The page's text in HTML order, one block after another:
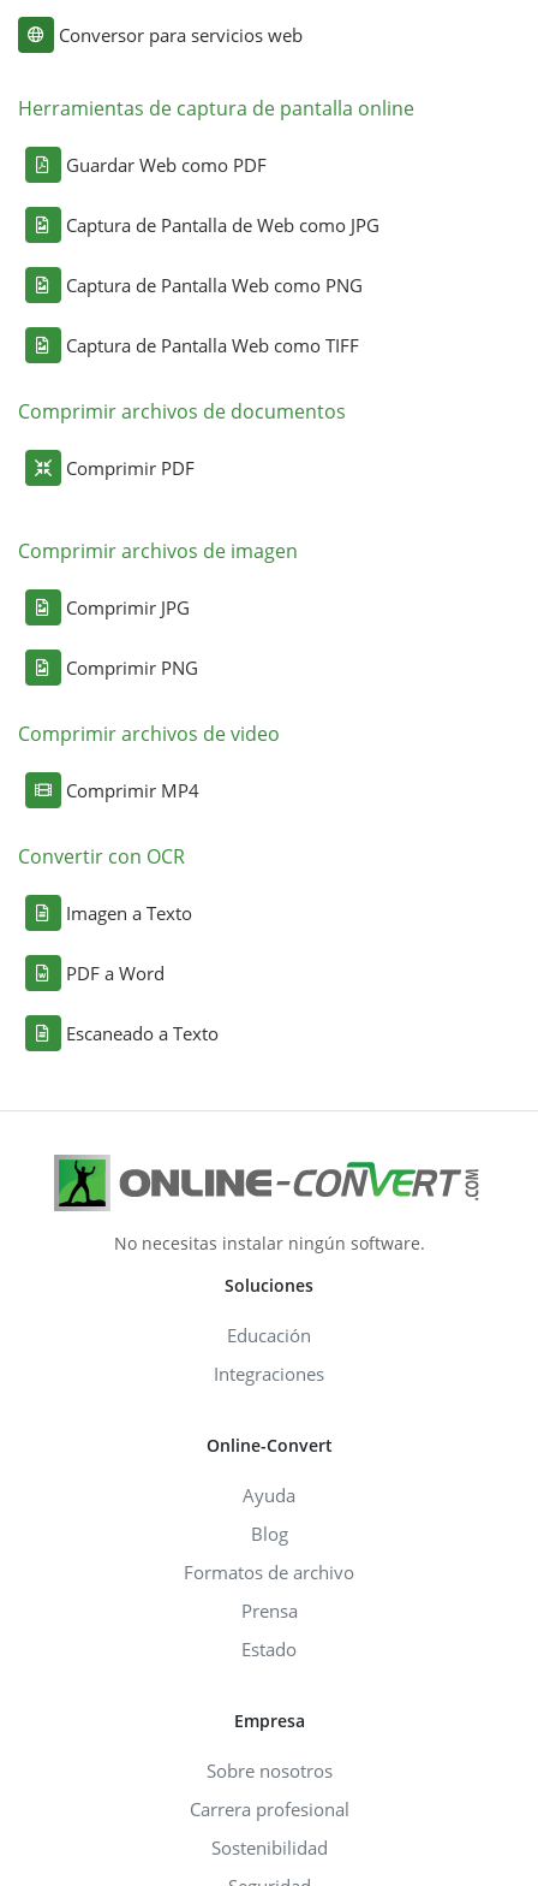
Conversor para servicios web
Herramientas de captura de pantalla online
Guardar Web como PDF
Captura de Pantalla de Web como JPG
Captura de Pantalla Web como PNG
Captura de Pantalla Web como TIFF
Comprimir archivos de documentos
Comprimir PDF
Comprimir archivos de imagen
Comprimir JPG
Comprimir PNG
Comprimir archivos de video
Comprimir MP4
Convertir con OCR
Imagen a Texto
PDF a Word
Escaneado a Texto
No necesitas instalar ningún software.
Soluciones
Educación
Integraciones
Online-Convert
Ayuda
Blog
Formatos de archivo
Prensa
Estado
Empresa
Sobre nosotros
Carrera profesional
Sostenibilidad